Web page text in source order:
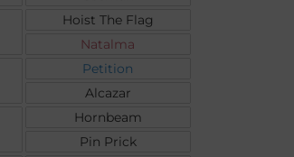
Hoist The Flag
Natalma
Petition
Alcazar
Hornbeam
Pin Prick